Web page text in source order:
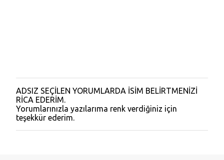
Y
o
r
u
m
ADSIZ SEÇİLEN YORUMLARDA İSİM BELİRTMENİZİ
RİCA EDERİM.
Yorumlarınızla yazılarıma renk verdiğiniz için
teşekkür ederim.